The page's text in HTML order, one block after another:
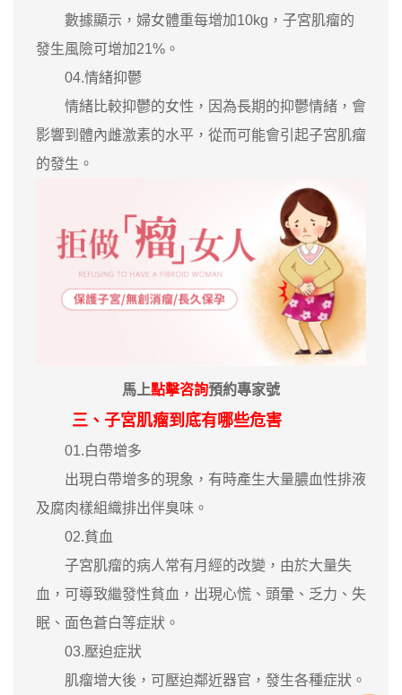
數據顯示，婦女體重每增加10kg，子宮肌瘤的
發生風險可增加21%。
04.情緒抑鬱
情緒比較抑鬱的女性，因為長期的抑鬱情緒，會
影響到體內雌激素的水平，從而可能會引起子宮肌瘤
的發生。
馬上點擊咨詢預約專家號
三、子宮肌瘤到底有哪些危害
01.白帶增多
出現白帶增多的現象，有時產生大量膿血性排液
及腐肉樣組織排出伴臭味。
02.貧血
子宮肌瘤的病人常有月經的改變，由於大量失
血，可導致繼發性貧血，出現心慌、頭暈、乏力、失
眠、面色蒼白等症狀。
03.壓迫症狀
肌瘤增大後，可壓迫鄰近器官，發生各種症狀。